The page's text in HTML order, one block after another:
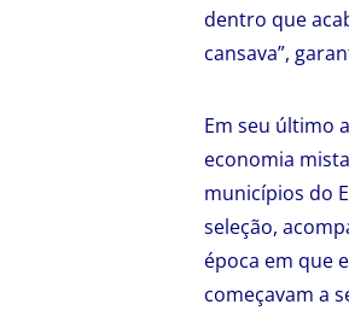
dentro que
cansava”,
Em seu último
economia
municípios do
seleção,
época em que
começavam a